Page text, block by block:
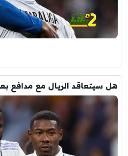
هل سيتعاقد الريال مع مدافع